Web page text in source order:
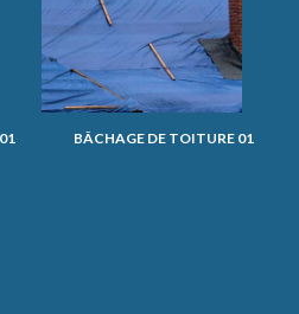
BÂCHAGE DE TOITURE 01